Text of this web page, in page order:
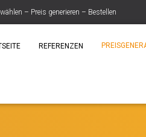
– Preis generieren – Bestellen
REFERENZEN